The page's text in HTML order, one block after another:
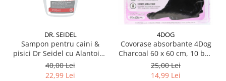
DR. SEIDEL
Sampon pentru caini &
pisici Dr Seidel cu Alantoina
220 ml
40,00 Lei
22,99 Lei
4DOG
Covorase absorbante 4Dog
Charcoal 60 x 60 cm, 10 buc
/ pachet
25,00 Lei
14,99 Lei